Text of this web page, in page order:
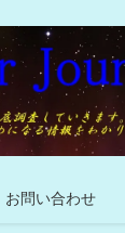
お問い合わせ